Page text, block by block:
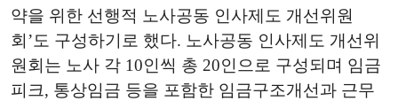
약을 위한 선행적 노사공동 인사제도 개선위원
회’도 구성하기로 했다. 노사공동 인사제도 개선위
원회는 노사 각 10인씩 총 20인으로 구성되며 임금
피크, 통상임금 등을 포함한 임금구조개선과 근무